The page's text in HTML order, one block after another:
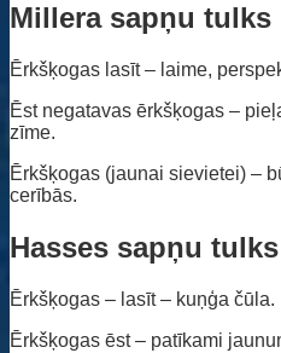
Millera sapņu tulks
Ērkšķogas lasīt – laime,
Ēst negatavas ērkšķogas –
zīme.
Ērkšķogas (jaunai sievietei) –
cerībās.
Hasses sapņu tulks
Ērkšķogas – lasīt – kuņģa čūla.
Ērkšķogas ēst – patīkami